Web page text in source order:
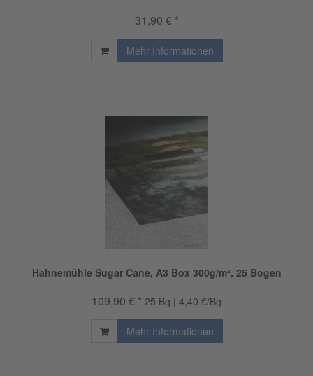
31,90 € *
Mehr Informationen
Hahnemühle Sugar Cane, A3 Box 300g/m², 25 Bogen
109,90 € * 25 Bg | 4,40 €/Bg
Mehr Informationen